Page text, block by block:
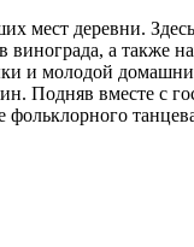
мест деревни.
а также
и молодой
Подняв вместе с